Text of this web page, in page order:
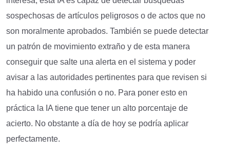
sospechosas de artículos peligrosos o de actos que no
son moralmente aprobados. También se puede detectar
un patrón de movimiento extraño y de esta manera
conseguir que salte una alerta en el sistema y poder
avisar a las autoridades pertinentes para que revisen si
ha habido una confusión o no. Para poner esto en
práctica la IA tiene que tener un alto porcentaje de
acierto. No obstante a día de hoy se podría aplicar
perfectamente.